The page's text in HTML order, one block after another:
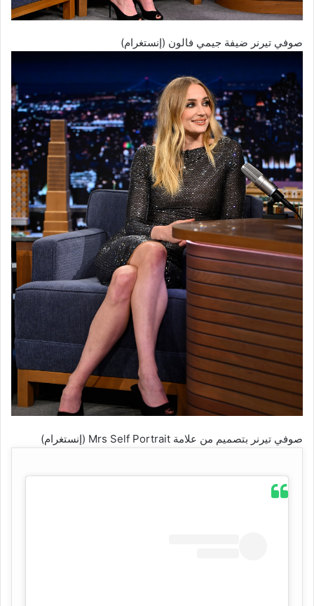
صوفي تيرنر ضيفة جيمي فالون (إنستغرام)
صوفي تيرنر بتصميم من علامة Mrs Self Portrait (إنستغرام)